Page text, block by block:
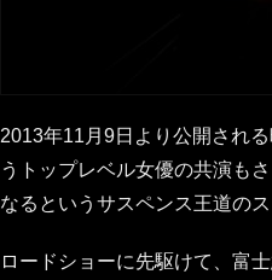
2013年11月9日より公開され
うトップレベル女優の共演も
なるというサスペンス王道の
ロードショーに先駆けて、富